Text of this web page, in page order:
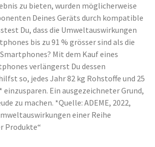
zu bieten, wurden möglicherweise
Deines Geräts durch kompatible
Du, dass die Umweltauswirkungen
bis zu 91 % grösser sind als die
Mit dem Kauf eines
verlängerst Du dessen
so, jedes Jahr 82 kg Rohstoffe und 25
einzusparen. Ein ausgezeichneter Grund,
zu machen. *Quelle: ADEME, 2022,
einer Reihe
Produkte“